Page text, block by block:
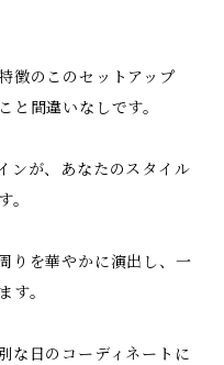
徴のこのセットアップ
と間違いなしです。
ンが、あなたのスタイル
。
りを華やかに演出し、一
す。
な日のコーディネートに